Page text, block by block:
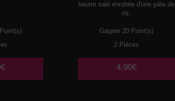
beurre salé enrobée d'une pâte de
riz.
Gagner 20 Point(s)
2 Pièces
4.90€